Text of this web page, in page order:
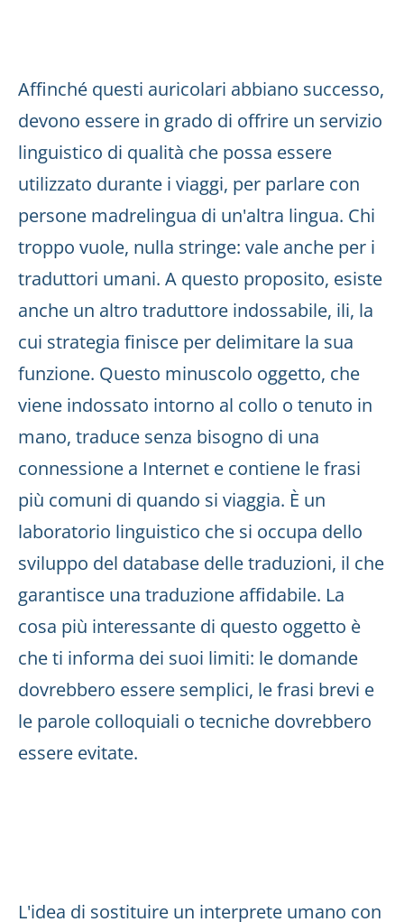
Affinché questi auricolari abbiano successo,
devono essere in grado di offrire un servizio
linguistico di qualità che possa essere
utilizzato durante i viaggi, per parlare con
persone madrelingua di un'altra lingua. Chi
troppo vuole, nulla stringe: vale anche per i
traduttori umani. A questo proposito, esiste
anche un altro traduttore indossabile, ili, la
cui strategia finisce per delimitare la sua
funzione. Questo minuscolo oggetto, che
viene indossato intorno al collo o tenuto in
mano, traduce senza bisogno di una
connessione a Internet e contiene le frasi
più comuni di quando si viaggia. È un
laboratorio linguistico che si occupa dello
sviluppo del database delle traduzioni, il che
garantisce una traduzione affidabile. La
cosa più interessante di questo oggetto è
che ti informa dei suoi limiti: le domande
dovrebbero essere semplici, le frasi brevi e
le parole colloquiali o tecniche dovrebbero
essere evitate.
L'idea di sostituire un interprete umano con